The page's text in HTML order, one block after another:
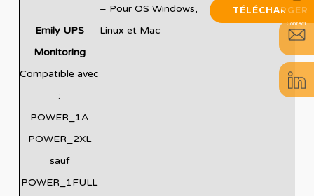
Emily UPS
Monitoring
Compatible avec
:
POWER_1A
POWER_2XL
sauf
POWER_1FULL
– Pour OS Windows,
Linux et Mac
TÉLÉCHARGER
Contact